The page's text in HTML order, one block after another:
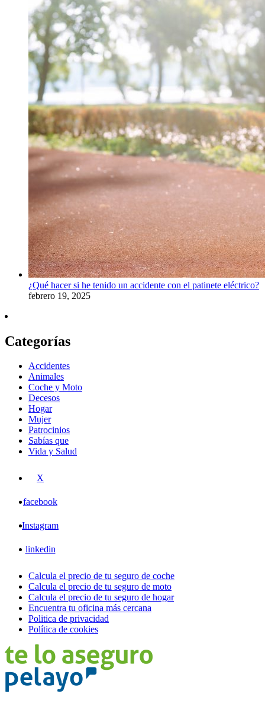
¿Qué hacer si he tenido un accidente con el patinete eléctrico?
febrero 19, 2025
Categorías
Accidentes
Animales
Coche y Moto
Decesos
Hogar
Mujer
Patrocinios
Sabías que
Vida y Salud
X
facebook
Instagram
linkedin
Calcula el precio de tu seguro de coche
Calcula el precio de tu seguro de moto
Calcula el precio de tu seguro de hogar
Encuentra tu oficina más cercana
Politica de privacidad
Política de cookies